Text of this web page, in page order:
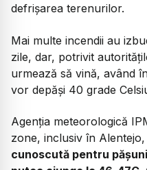
defrișarea terenurilor.
Mai multe incendii au
zile, dar, potrivit
urmează să vină, având
vor depăși 40 grade
Agenția meteorologică
zone, inclusiv în Alentejo,
cunoscută pentru